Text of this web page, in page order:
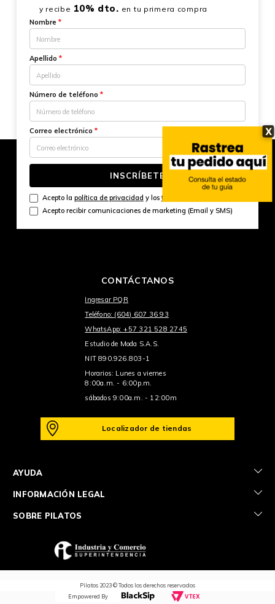
X
y recibe 10% dto. en tu primera compra
Nombre *
Apellido *
Número de teléfono *
Correo electrónico *
INSCRÍBETE
Acepto la política de privacidad y lostérminos y condiciones
Acepto recibir comunicaciones de marketing (Email y SMS)
CONTÁCTANOS
Ingresar PQR
Teléfono: (604) 607 36 93
WhatsApp: +57 321 528 2745
Estudio de Moda S.A.S.
NIT 890.926.803-1
Horarios: Lunes a viernes
8:00a.m. - 6:00p.m.
sábados 9:00a.m. - 12:00m
Localizador de tiendas
AYUDA +
INFORMACIÓN LEGAL +
SOBRE PILATOS +
Pilatos 2023 © Todos los derechos reservados
Empowered By